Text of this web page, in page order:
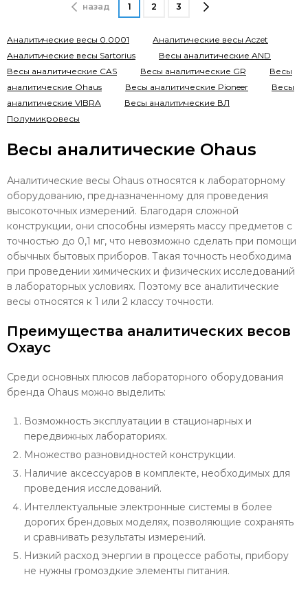
назад 1 2 3
Аналитические весы 0.0001
Аналитические весы Aczet
Аналитические весы Sartorius
Весы аналитические AND
Весы аналитические CAS
Весы аналитические GR
Весы
аналитические Ohaus
Весы аналитические Pioneer
Весы
аналитические VIBRA
Весы аналитические ВЛ
Полумикровесы
Весы аналитические Ohaus
Аналитические весы Ohaus относятся к лабораторному
оборудованию, предназначенному для проведения
высокоточных измерений. Благодаря сложной
конструкции, они способны измерять массу предметов с
точностью до 0,1 мг, что невозможно сделать при помощи
обычных бытовых приборов. Такая точность необходима
при проведении химических и физических исследований
в лабораторных условиях. Поэтому все аналитические
весы относятся к 1 или 2 классу точности.
Преимущества аналитических весов
Охаус
Среди основных плюсов лабораторного оборудования
бренда Ohaus можно выделить:
Возможность эксплуатации в стационарных и
передвижных лабораториях.
Множество разновидностей конструкции.
Наличие аксессуаров в комплекте, необходимых для
проведения исследований.
Интеллектуальные электронные системы в более
дорогих брендовых моделях, позволяющие сохранять
и сравнивать результаты измерений.
Низкий расход энергии в процессе работы, прибору
не нужны громоздкие элементы питания.